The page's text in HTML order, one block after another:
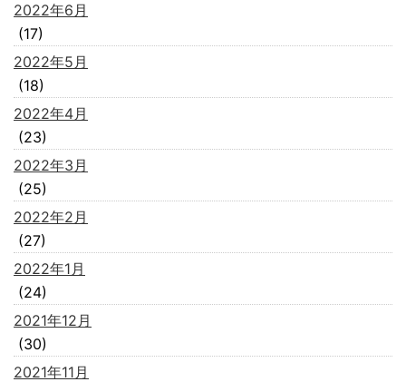
2022年6月
(17)
2022年5月
(18)
2022年4月
(23)
2022年3月
(25)
2022年2月
(27)
2022年1月
(24)
2021年12月
(30)
2021年11月